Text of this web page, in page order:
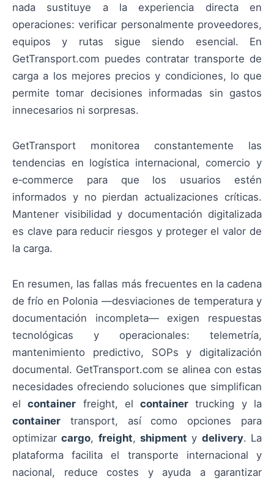
nada sustituye a la experiencia directa en
operaciones: verificar personalmente proveedores,
equipos y rutas sigue siendo esencial. En
GetTransport.com puedes contratar transporte de
carga a los mejores precios y condiciones, lo que
permite tomar decisiones informadas sin gastos
innecesarios ni sorpresas.
GetTransport monitorea constantemente las
tendencias en logística internacional, comercio y
e‑commerce para que los usuarios estén
informados y no pierdan actualizaciones críticas.
Mantener visibilidad y documentación digitalizada
es clave para reducir riesgos y proteger el valor de
la carga.
En resumen, las fallas más frecuentes en la cadena
de frío en Polonia —desviaciones de temperatura y
documentación incompleta— exigen respuestas
tecnológicas y operacionales: telemetría,
mantenimiento predictivo, SOPs y digitalización
documental. GetTransport.com se alinea con estas
necesidades ofreciendo soluciones que simplifican
elcontainer freight, elcontainer trucking y la
container transport, así como opciones para
optimizarcargo, freight,shipment y delivery. La
plataforma facilita el transporte internacional y
nacional, reduce costes y ayuda a garantizar